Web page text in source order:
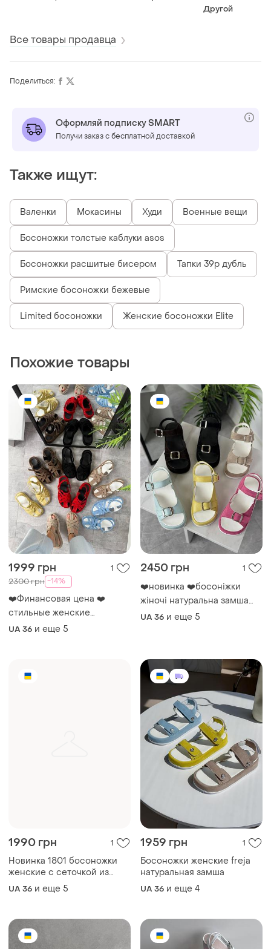
натуральная кожа
замша и кожа
унисекс духи
лахаб
Другой
Все товары продавца
Поделиться:
Оформляй подписку SMART
Получи заказ с бесплатной доставкой
Также ищут:
Валенки Мокасины Худи Военные вещи
Босоножки толстые каблуки asos
Босоножки расшитые бисером Тапки 39р дубль
Римские босоножки бежевые
Limited босоножки Женские босоножки Elite
Похожие товары
1999 грн 1
2300 грн -14%
❤️Финансовая цена ❤️
стильные женские
босоножки натуральная
замша производитель:
UA 36 и еще 5
2450 грн 1
❤️новинка ❤️босоніжки
жіночі натуральна замша
шкіра масло блакитний
малина беж шоколад
UA 36 и еще 5
1990 грн 1
Новинка 1801 босоножки
женские с сеточкой из
натуральной кожи и замши
UA 36 и еще 5
1959 грн 1
Босоножки женские freja
натуральная замша
UA 36 и еще 4